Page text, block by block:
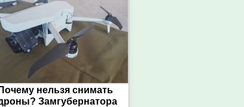
Почему нельзя снимать
Замгубернатора